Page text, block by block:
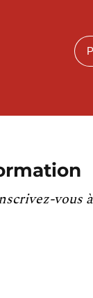
vous